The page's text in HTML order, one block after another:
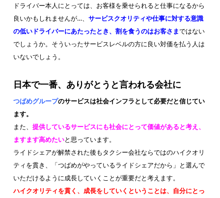
ドライバー本人にとっては、お客様を乗せられると仕事になるから
良いかもしれませんが…、サービスクオリティや仕事に対する意識
の低いドライバーにあたったとき、割を食うのはお客さまではない
でしょうか。そういったサービスレベルの方に良い対価を払う人は
いないでしょう。
日本で一番、ありがとうと言われる会社に
つばめグループのサービスは社会インフラとして必要だと信じてい
ます。
また、提供しているサービスにも社会にとって価値があると考え、
ますます高めたいと思っています。
ライドシェアが解禁された後もタクシー会社ならではのハイクオリ
ティを貫き、「つばめがやっているライドシェアだから」と選んで
いただけるように成長していくことが重要だと考えます。
ハイクオリティを貫く、成長をしていくということは、自分にとっ